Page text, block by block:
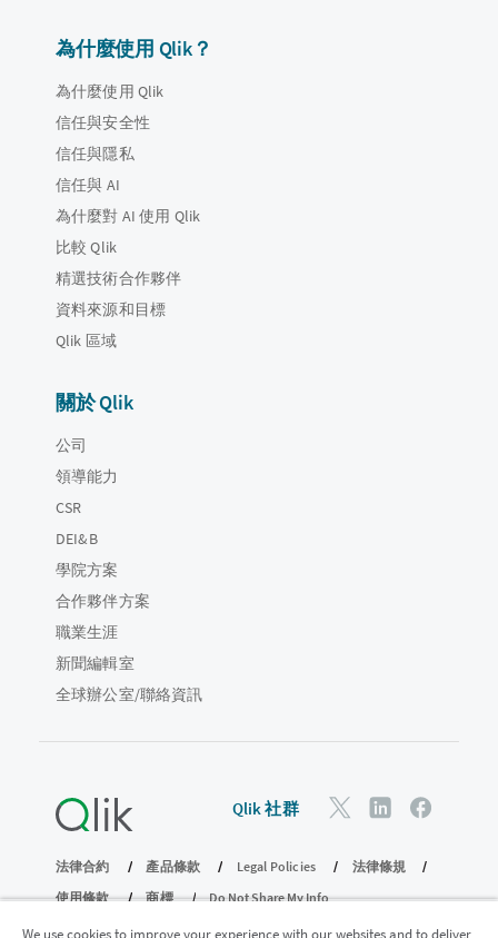
為什麼使用 Qlik？
為什麼使用 Qlik
信任與安全性
信任與隱私
信任與 AI
為什麼對 AI 使用 Qlik
比較 Qlik
精選技術合作夥伴
資料來源和目標
Qlik 區域
關於 Qlik
公司
領導能力
CSR
DEI&B
學院方案
合作夥伴方案
職業生涯
新聞編輯室
全球辦公室/聯絡資訊
Qlik 社群
法律合約 產品條款 Legal Policies
法律條規
使用條款
商標
Do Not Share My Info
© 1993-2026 QlikTech International AB。保留所有權利。
We use cookies to improve your experience with our websites and to deliver